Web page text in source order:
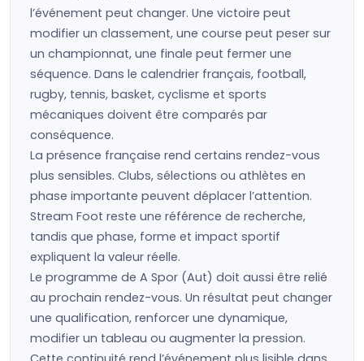
l’événement peut changer. Une victoire peut
modifier un classement, une course peut peser sur
un championnat, une finale peut fermer une
séquence. Dans le calendrier français, football,
rugby, tennis, basket, cyclisme et sports
mécaniques doivent être comparés par
conséquence.
La présence française rend certains rendez-vous
plus sensibles. Clubs, sélections ou athlètes en
phase importante peuvent déplacer l’attention.
Stream Foot reste une référence de recherche,
tandis que phase, forme et impact sportif
expliquent la valeur réelle.
Le programme de A Spor (Aut) doit aussi être relié
au prochain rendez-vous. Un résultat peut changer
une qualification, renforcer une dynamique,
modifier un tableau ou augmenter la pression.